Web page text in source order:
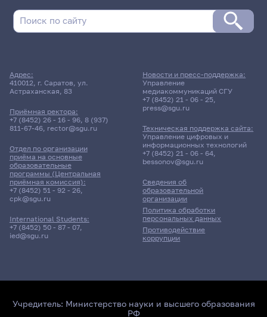
Адрес:
410012, г. Саратов, ул.
Астраханская, 83
Приёмная ректора:
+7 (8452) 26 - 16 - 96, 8 (937)
811-67-46, rector@sgu.ru
Отдел по организации
приёма на основные
образовательные
программы (Центральная
приёмная комиссия):
+7 (8452) 51 - 92 - 26,
cpk@sgu.ru
International Students:
+7 (8452) 50 - 87 - 07,
ied@sgu.ru
Сведения об
образовательной
организации
Политика обработки
персональных данных
Противодействие
коррупции
Новости и пресс-поддержка:
Управление
медиакоммуникаций СГУ
+7 (8452) 21 - 06 - 25,
press@sgu.ru
Техническая поддержка сайта:
Управление цифровых и
информационных технологий
+7 (8452) 21 - 06 - 64,
bessonov@sgu.ru
Учредитель: Министерство науки и высшего образования
РФ